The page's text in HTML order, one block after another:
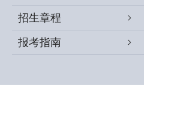
招生章程
报考指南